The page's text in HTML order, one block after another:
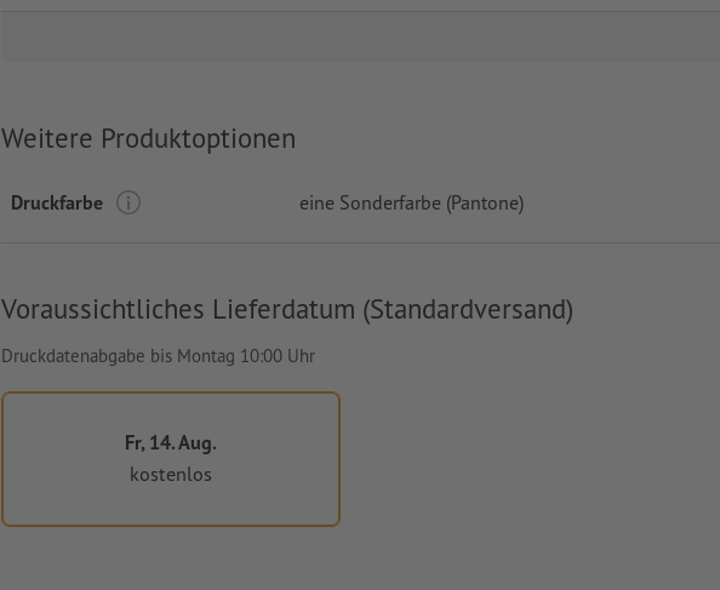
Weitere Produktoptionen
Druckfarbe eine Sonderfarbe (Pantone)
Voraussichtliches Lieferdatum (Standardversand)
Druckdatenabgabe bis Montag 10:00 Uhr
Fr, 14. Aug.
kostenlos